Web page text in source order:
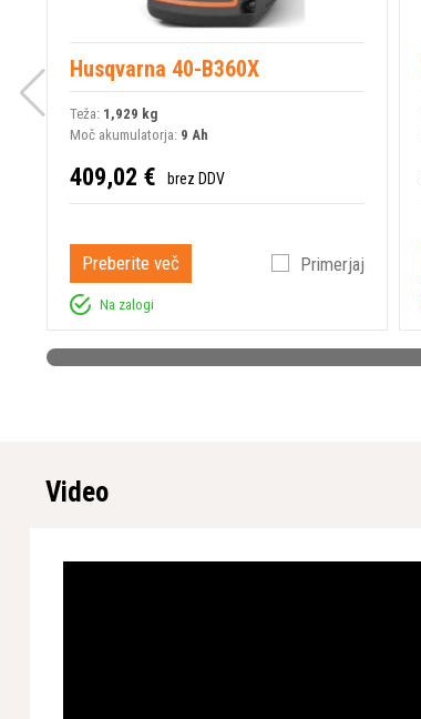
Husqvarna 40-B360X
Teža: 1,929 kg
Moč akumulatorja: 9 Ah
409,02 € brez DDV
Preberite več Primerjaj
Na zalogi
Video